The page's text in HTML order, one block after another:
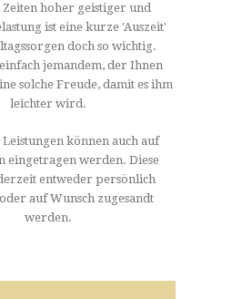
Zeiten hoher geistiger und
ist eine kurze 'Auszeit'
doch so wichtig.
jemandem, der Ihnen
solche Freude, damit es ihm
leichter wird.
Leistungen können auch auf
eingetragen werden. Diese
entweder persönlich
auf Wunsch zugesandt
werden.